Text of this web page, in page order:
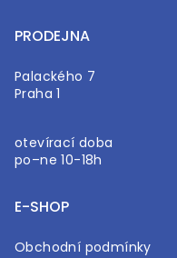
PRODEJNA
Palackého 7
Praha 1
otevírací doba
po–ne 10-18h
E-SHOP
Obchodní podmínky